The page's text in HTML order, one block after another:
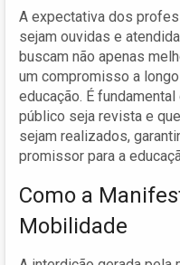
A expectativa dos
sejam ouvidas e
buscam não apenas
um compromisso a
educação. É
público seja revista e
sejam realizados,
promissor para a
Como a
Mobilidade